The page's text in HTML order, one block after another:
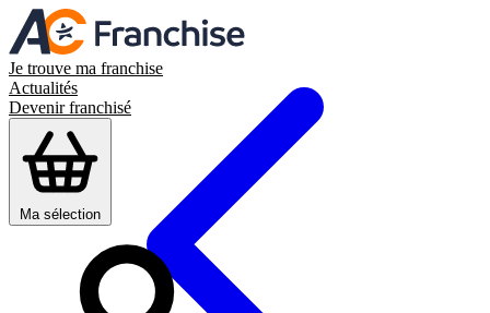
Je trouve ma franchise
Actualités
Devenir franchisé
Ma sélection